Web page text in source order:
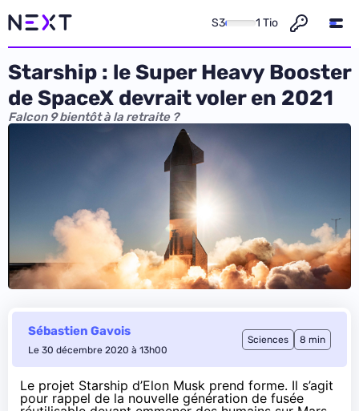
S3 1 Tio
Starship : le Super Heavy Booster
de SpaceX devrait voler en 2021
Falcon 9 bientôt à la retraite ?
Sébastien Gavois
Le 30 décembre 2020 à 13h00
Sciences 8 min
Le projet Starship d’Elon Musk prend forme. Il s’agit
pour rappel de la nouvelle génération de fusée